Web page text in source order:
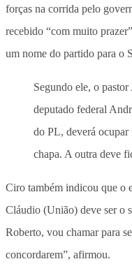
forças na corrida pelo
recebido “com muito
um nome do partido para o
Segundo ele, o
deputado federal
do PL, deverá ocupar
chapa. A outra deve
Ciro também indicou que o
Cláudio (União) deve ser o
Roberto, vou chamar para
concordarem”, afirmou.